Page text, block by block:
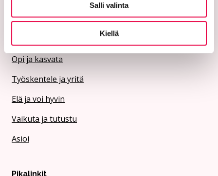
Salli valinta
Kiellä
Asu ja rakenna
Opi ja kasvata
Työskentele ja yritä
Elä ja voi hyvin
Vaikuta ja tutustu
Asioi
Pikalinkit